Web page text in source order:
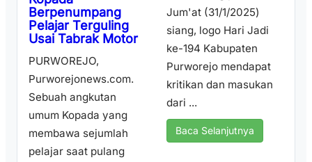
Berpenumpang
Pelajar Terguling
Usai Tabrak Motor
PURWOREJO,
Purworejonews.com.
Sebuah angkutan
umum Kopada yang
membawa sejumlah
pelajar saat pulang
Jum'at (31/1/2025)
siang, logo Hari Jadi
ke-194 Kabupaten
Purworejo mendapat
kritikan dan masukan
dari ...
Baca Selanjutnya